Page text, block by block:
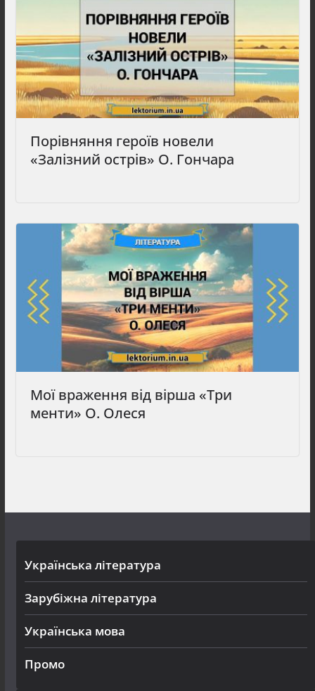
Порівняння героїв новели
«Залізний острів» О. Гончара
Мої враження від вірша «Три
менти» О. Олеся
Українська література
Зарубіжна література
Українська мова
Промо